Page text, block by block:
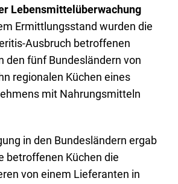
Lebensmittelüberwachung
Ermittlungsstand wurden die
Ausbruch betroffenen
den fünf Bundesländern von
regionalen Küchen eines
mit Nahrungsmitteln
in den Bundesländern ergab
betroffenen Küchen die
von einem Lieferanten in